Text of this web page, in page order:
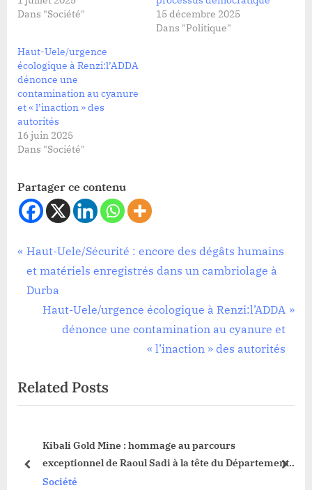
Dans "Société"
15 décembre 2025
Dans "Politique"
Haut-Uele/urgence
écologique à Renzi:l’ADDA
dénonce une
contamination au cyanure
et « l’inaction » des
autorités
16 juin 2025
Dans "Société"
Partager ce contenu
Société
Navigation
de
l’article
P
r
e
s
P
t
Haut-Uele/Sécurité : encore des dégâts humains
et matériels enregistrés dans un cambriolage à
Durba
N
P
o
t
:
Haut-Uele/urgence écologique à Renzi:l’ADDA
dénonce une contamination au cyanure et
« l’inaction » des autorités
Related Posts
Kibali Gold Mine : hommage au parcours
exceptionnel de Raoul Sadi à la tête du Département
Social
Société
prev next